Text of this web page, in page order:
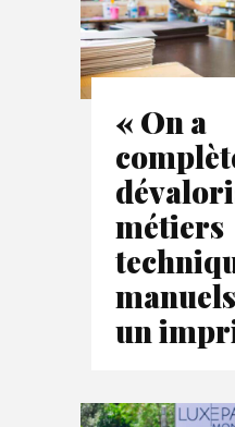
« On a
métiers
un